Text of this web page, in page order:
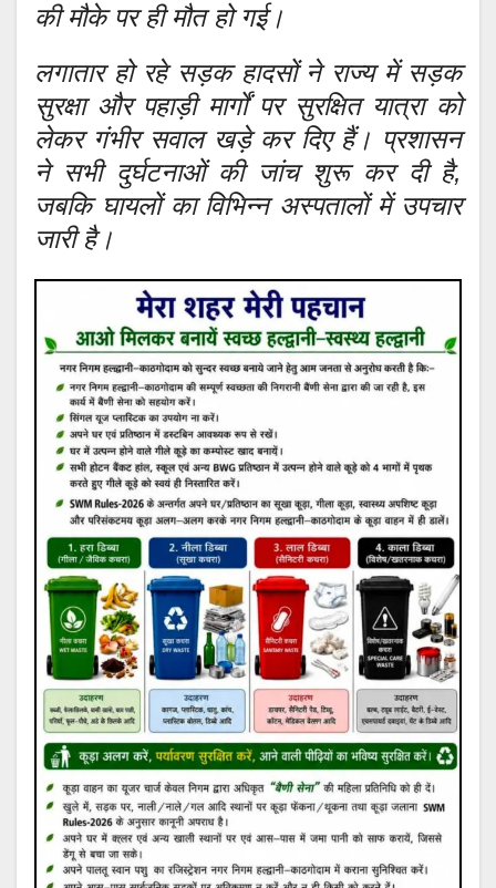
की मौके पर ही मौत हो गई।
लगातार हो रहे सड़क हादसों ने राज्य में सड़क
सुरक्षा और पहाड़ी मार्गों पर सुरक्षित यात्रा को
लेकर गंभीर सवाल खड़े कर दिए हैं। प्रशासन
ने सभी दुर्घटनाओं की जांच शुरू कर दी है,
जबकि घायलों का विभिन्न अस्पतालों में उपचार
जारी है।